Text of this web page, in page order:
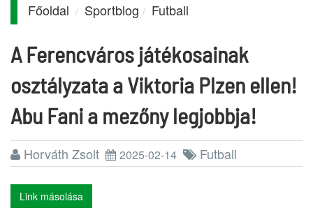
Főoldal Sportblog Futball
A Ferencváros játékosainak
osztályzata a Viktoria Plzen ellen!
Abu Fani a mezőny legjobbja!
Horváth Zsolt 2025-02-14 Futball
Link másolása